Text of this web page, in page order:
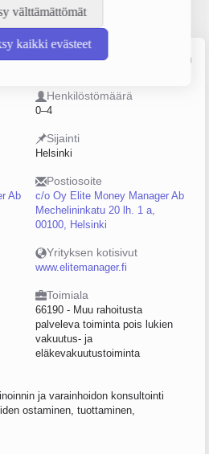
välttämättömät
kaikki evästeet
Päättäjätiedot
Lähde: YTJ, PRH, Traficom
Henkilöstömäärä
0–4
Sijainti
Helsinki
Ab
Postiosoite
c/o Oy Elite Money Manager Ab
Mechelininkatu 20 lh. 1 a,
00100, Helsinki
Yrityksen kotisivut
www.elitemanager.fi
Toimiala
66190 - Muu rahoitusta
palveleva toiminta pois lukien
vakuutus- ja
eläkevakuutustoiminta
ja varainhoidon konsultointi
ostaminen, tuottaminen,